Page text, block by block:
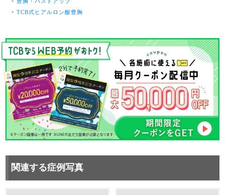
TCB式ヒアルロン酸豊胸
関連する症例写真